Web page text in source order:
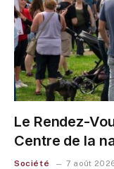
Le Rendez-
Centre de la
Société 7 août